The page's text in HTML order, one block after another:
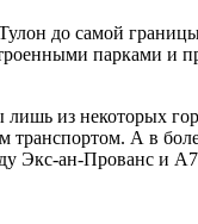
до самой
парками и
из некоторых
А в
ан-Прованс и A7